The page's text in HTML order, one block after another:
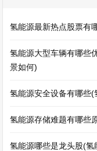
氢能源最新热点股票有
氢能源大型车辆有哪些
景如何)
氢能源安全设备有哪些
氢能源存储难题有哪些
氢能源哪些是龙头股(